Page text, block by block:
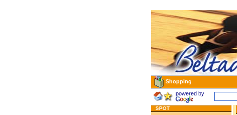
Shopping
powered by
SPOT